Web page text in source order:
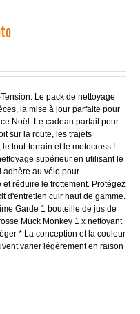
Le pack de nettoyage
la mise à jour parfaite pour
Noël. Le cadeau parfait pour
sur la route, les trajets
tout-terrain et le motocross !
supérieur en utilisant le
adhère au vélo pour
réduire le frottement. Protégez
d'entretien cuir haut de gamme.
Garde 1 bouteille de jus de
Muck Monkey 1 x nettoyant
* La conception et la couleur
varier légèrement en raison